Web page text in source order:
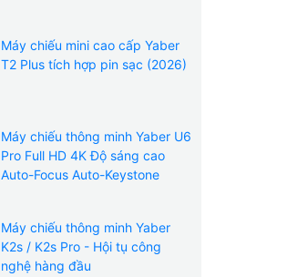
Máy chiếu mini cao cấp Yaber
T2 Plus tích hợp pin sạc (2026)
Máy chiếu thông minh Yaber U6
Pro Full HD 4K Độ sáng cao
Auto-Focus Auto-Keystone
Máy chiếu thông minh Yaber
K2s / K2s Pro - Hội tụ công
nghệ hàng đầu